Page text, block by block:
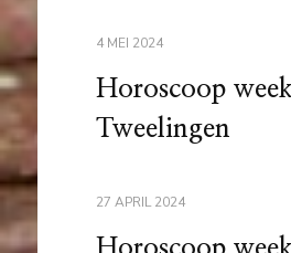
4 MEI 2024
Horoscoop
Tweelingen
27 APRIL 2024